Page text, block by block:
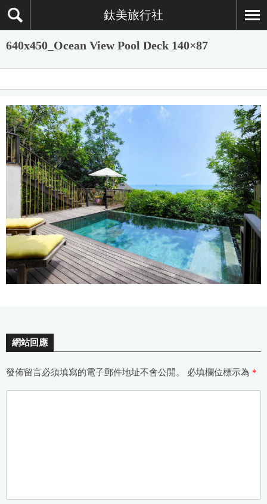
鈦美旅行社
640x450_Ocean View Pool Deck 140×87
網站回應
發佈留言必須填寫的電子郵件地址不會公開。 必填欄位標示為 *